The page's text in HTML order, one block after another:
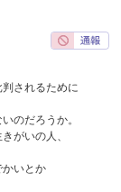
されるために
のだろうか。
がいの人、
かいとか